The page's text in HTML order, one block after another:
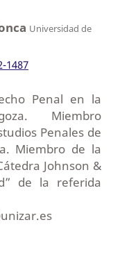
Universidad de
1487
Penal en la
Miembro
Penales de
Miembro de la
Johnson &
de la referida